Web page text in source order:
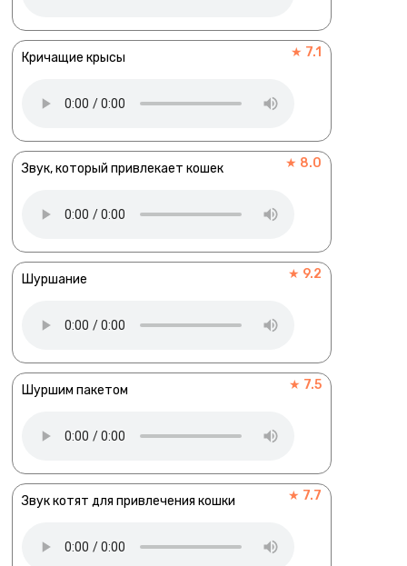
Кричащие крысы ★ 7.1
Звук, который привлекает кошек ★ 8.0
Шуршание ★ 9.2
Шуршим пакетом ★ 7.5
Звук котят для привлечения кошки ★ 7.7